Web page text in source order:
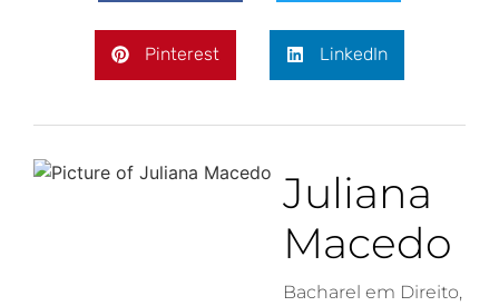
Pinterest LinkedIn
Juliana
Macedo
Bacharel em Direito,